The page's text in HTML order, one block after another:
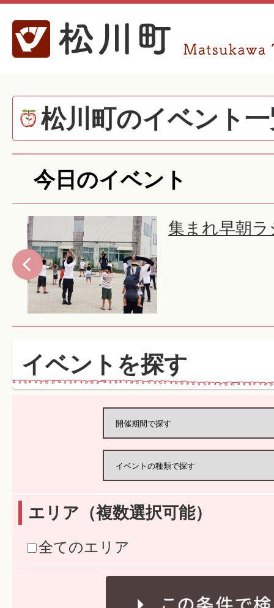
松川町のイベント
今日のイベント
集まれ早朝
イベントを探す
エリア（複数選択可能）
全てのエリア